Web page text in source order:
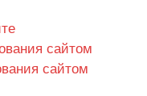
сайтом
сайтом